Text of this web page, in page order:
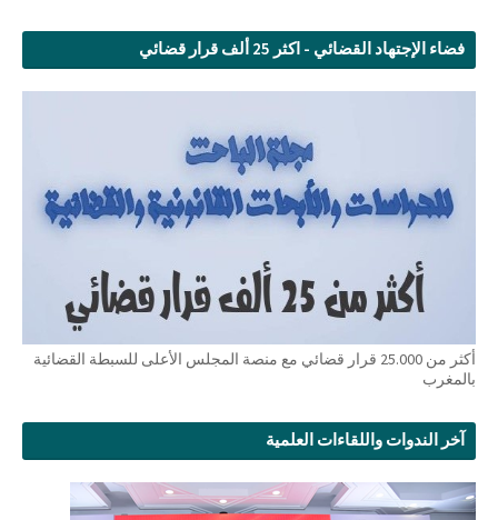
فضاء الإجتهاد القضائي - اكثر 25 ألف قرار قضائي
أكثر من 25.000 قرار قضائي مع منصة المجلس الأعلى للسبطة القضائية
بالمغرب
آخر الندوات واللقاءات العلمية